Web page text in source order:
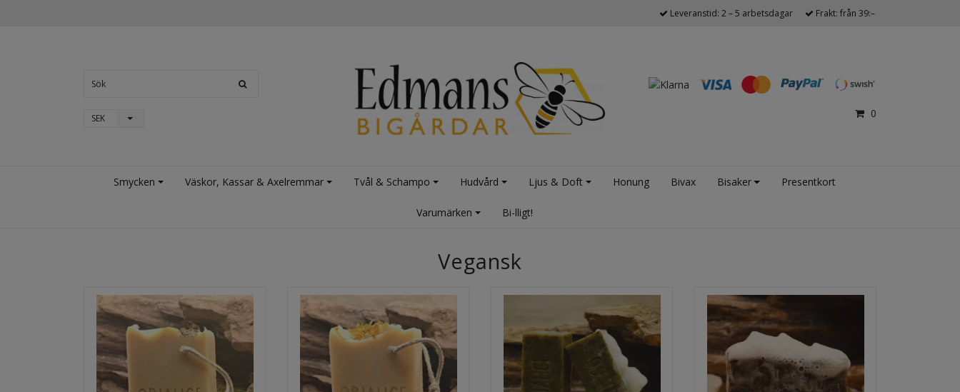
Leveranstid: 2 – 5 arbetsdagar Frakt: från 39:–
SEK 0
Smycken Väskor, Kassar & Axelremmar Tvål & Schampo Hudvård Ljus & Doft Honung Bivax Bisaker Presentkort
Varumärken Bi-lligt!
Vegansk